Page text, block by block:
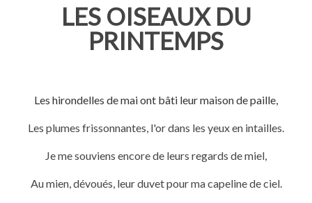
LES OISEAUX DU
PRINTEMPS
Les hirondelles de mai ont bâti leur maison de paille,
Les plumes frissonnantes, l'or dans les yeux en intailles.
Je me souviens encore de leurs regards de miel,
Au mien, dévoués, leur duvet pour ma capeline de ciel.